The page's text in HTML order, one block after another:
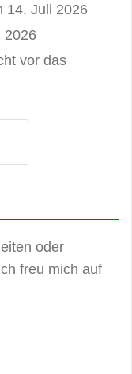
14. Juli 2026
2026
vor das
oder
freu mich auf